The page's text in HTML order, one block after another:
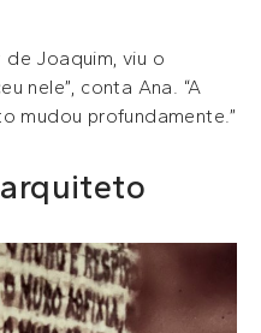
de Joaquim, viu o
nele”, conta Ana. “A
mudou profundamente.”